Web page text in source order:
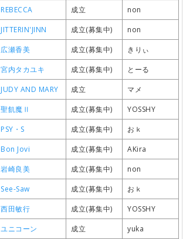
REBECCA 成立
non
JITTERIN'JINN 成立(募集中)
non
広瀬香美 成立(募集中)
きりぃ
宮内タカユキ 成立(募集中)
とーる
JUDY AND MARY 成立
マメ
聖飢魔Ⅱ 成立(募集中)
YOSSHY
PSY・S 成立(募集中)
おｋ
Bon Jovi 成立(募集中)
AKira
岩崎良美 成立(募集中)
non
See-Saw 成立(募集中)
おｋ
西田敏行 成立(募集中)
YOSSHY
ユニコーン 成立 yuka
REBECCA 成立
non
JITTERIN'JINN 成立(募集中)
non
広瀬香美 成立(募集中)
きりぃ
宮内タカユキ 成立(募集中)
とーる
JUDY AND MARY 成立
マメ
聖飢魔Ⅱ 成立(募集中)
YOSSHY
PSY・S 成立(募集中)
おｋ
Bon Jovi 成立(募集中)
AKira
岩崎良美 成立(募集中)
non
See-Saw 成立(募集中)
おｋ
西田敏行 成立(募集中)
YOSSHY
ユニコーン 成立 yuka
REBECCA 成立
non
JITTERIN'JINN 成立(募集中)
non
広瀬香美 成立(募集中)
きりぃ
宮内タカユキ 成立(募集中)
とーる
JUDY AND MARY 成立
マメ
聖飢魔Ⅱ 成立(募集中)
YOSSHY
PSY・S 成立(募集中)
おｋ
Bon Jovi 成立(募集中)
AKira
岩崎良美 成立(募集中)
non
See-Saw 成立(募集中)
おｋ
西田敏行 成立(募集中)
YOSSHY
ユニコーン 成立 yuka
REBECCA 成立
non
JITTERIN'JINN 成立(募集中)
non
広瀬香美 成立(募集中)
きりぃ
宮内タカユキ 成立(募集中)
とーる
JUDY AND MARY 成立
マメ
聖飢魔Ⅱ 成立(募集中)
YOSSHY
PSY・S 成立(募集中)
おｋ
Bon Jovi 成立(募集中)
AKira
岩崎良美 成立(募集中)
non
See-Saw 成立(募集中)
おｋ
西田敏行 成立(募集中)
YOSSHY
ユニコーン 成立 yuka